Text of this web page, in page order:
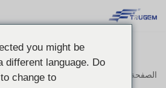
الصفحة الرئيسية بوابة حوسبة حافة المركبة AIoT-5G-NV06
you might be
different language. Do
change to: